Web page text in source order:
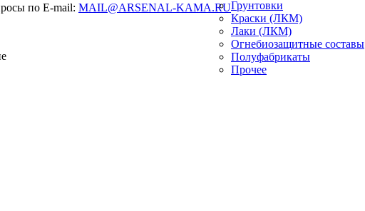
по E-mail: MAIL@ARSENAL-KAMA.RUГрунтовки
Краски (ЛКМ)
Лаки (ЛКМ)
Огнебиозащитные составы
Полуфабрикаты
Прочее